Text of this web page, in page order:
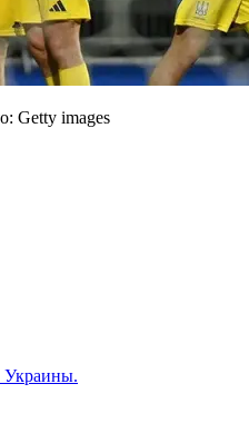
Getty images
Украины.